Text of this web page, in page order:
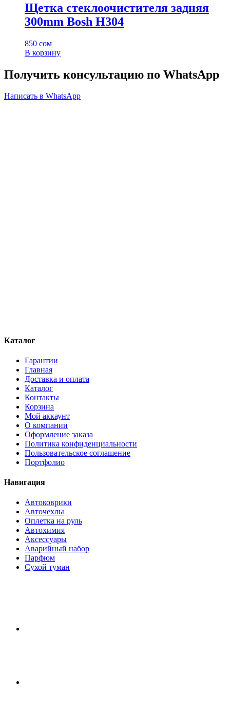
Щетка стеклоочистителя задняя
300mm Bosh H304
850 сом
В корзину
Получить консультацию по WhatsApp
Написать в WhatsApp
Каталог
Гарантии
Главная
Доставка и оплата
Каталог
Контакты
Корзина
Мой аккаунт
О компании
Оформление заказа
Политика конфиденциальности
Пользовательское соглашение
Портфолио
Навигация
Автоковрики
Авточехлы
Оплетка на руль
Автохимия
Аксессуары
Аварийный набор
Парфюм
Сухой туман